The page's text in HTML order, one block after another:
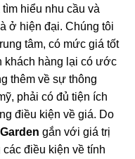
hiểu nhu cầu và
ở hiện đại. Chúng tôi
tâm, có mức giá tốt
khách hàng lại có ước
thêm về sự thông
phải có đủ tiện ích
điều kiện về giá. Do
gắn với giá trị
điều kiện về tính